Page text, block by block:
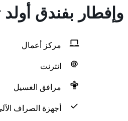
بفندق أولد
مركز أعمال
انترنت
مرافق الغسيل
أجهزة الصراف